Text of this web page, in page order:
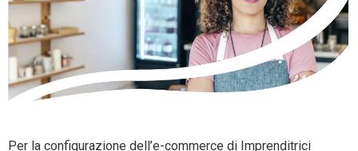
Per la configurazione dell’e-commerce di Imprenditrici